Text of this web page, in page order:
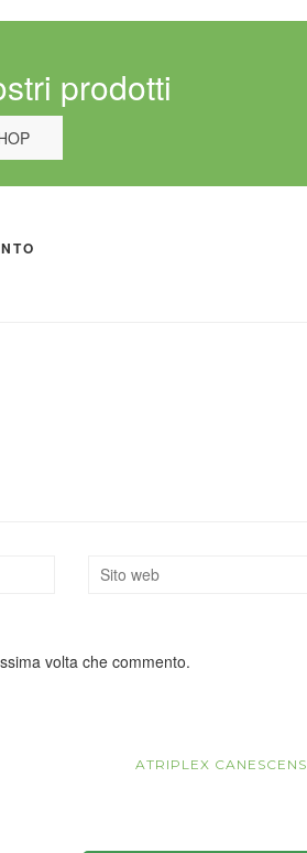
prodotti
volta che commento.
ATRIPLEX CANESCENS